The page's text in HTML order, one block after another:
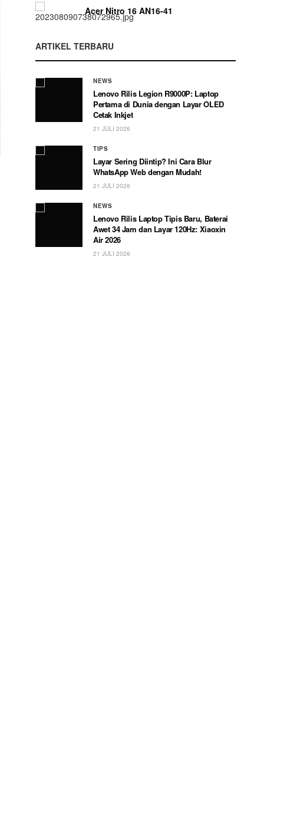
Acer Nitro 16 AN16-41
ARTIKEL TERBARU
NEWS
Lenovo Rilis Legion R9000P: Laptop
Pertama di Dunia dengan Layar OLED
Cetak Inkjet
21 JULI 2026
TIPS
Layar Sering Diintip? Ini Cara Blur
WhatsApp Web dengan Mudah!
21 JULI 2026
NEWS
Lenovo Rilis Laptop Tipis Baru, Baterai
Awet 34 Jam dan Layar 120Hz: Xiaoxin
Air 2026
21 JULI 2026